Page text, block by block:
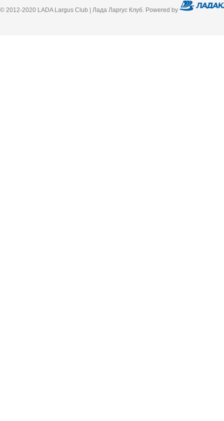
© 2012-2020 LADA Largus Club | Лада Ларгус Клуб. Powered by